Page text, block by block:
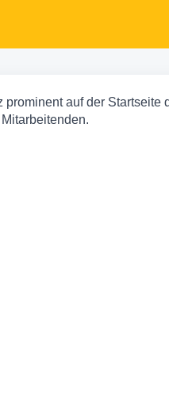
auf der Startseite